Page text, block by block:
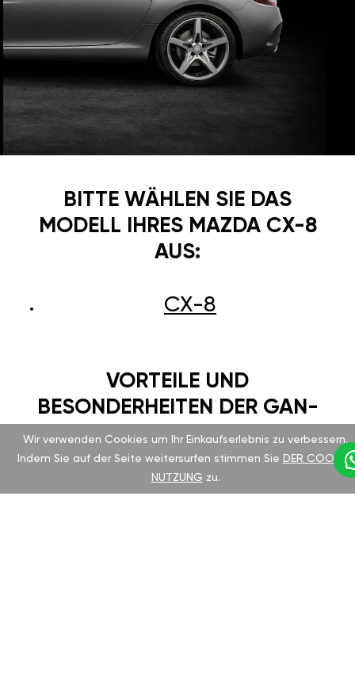
BITTE WÄHLEN SIE DAS
MODELL IHRES MAZDA CX-8
AUS:
CX-8
VORTEILE UND
BESONDERHEITEN DER GAN-
EINSTELLUNG
Mazda CX-8 ist seit langem für seine
Wir verwenden Cookies um Ihr Einkaufserlebnis zu verbessern.
Indem Sie auf der Seite weitersurfen stimmen Sie DER COOKIE-
NUTZUNG zu.